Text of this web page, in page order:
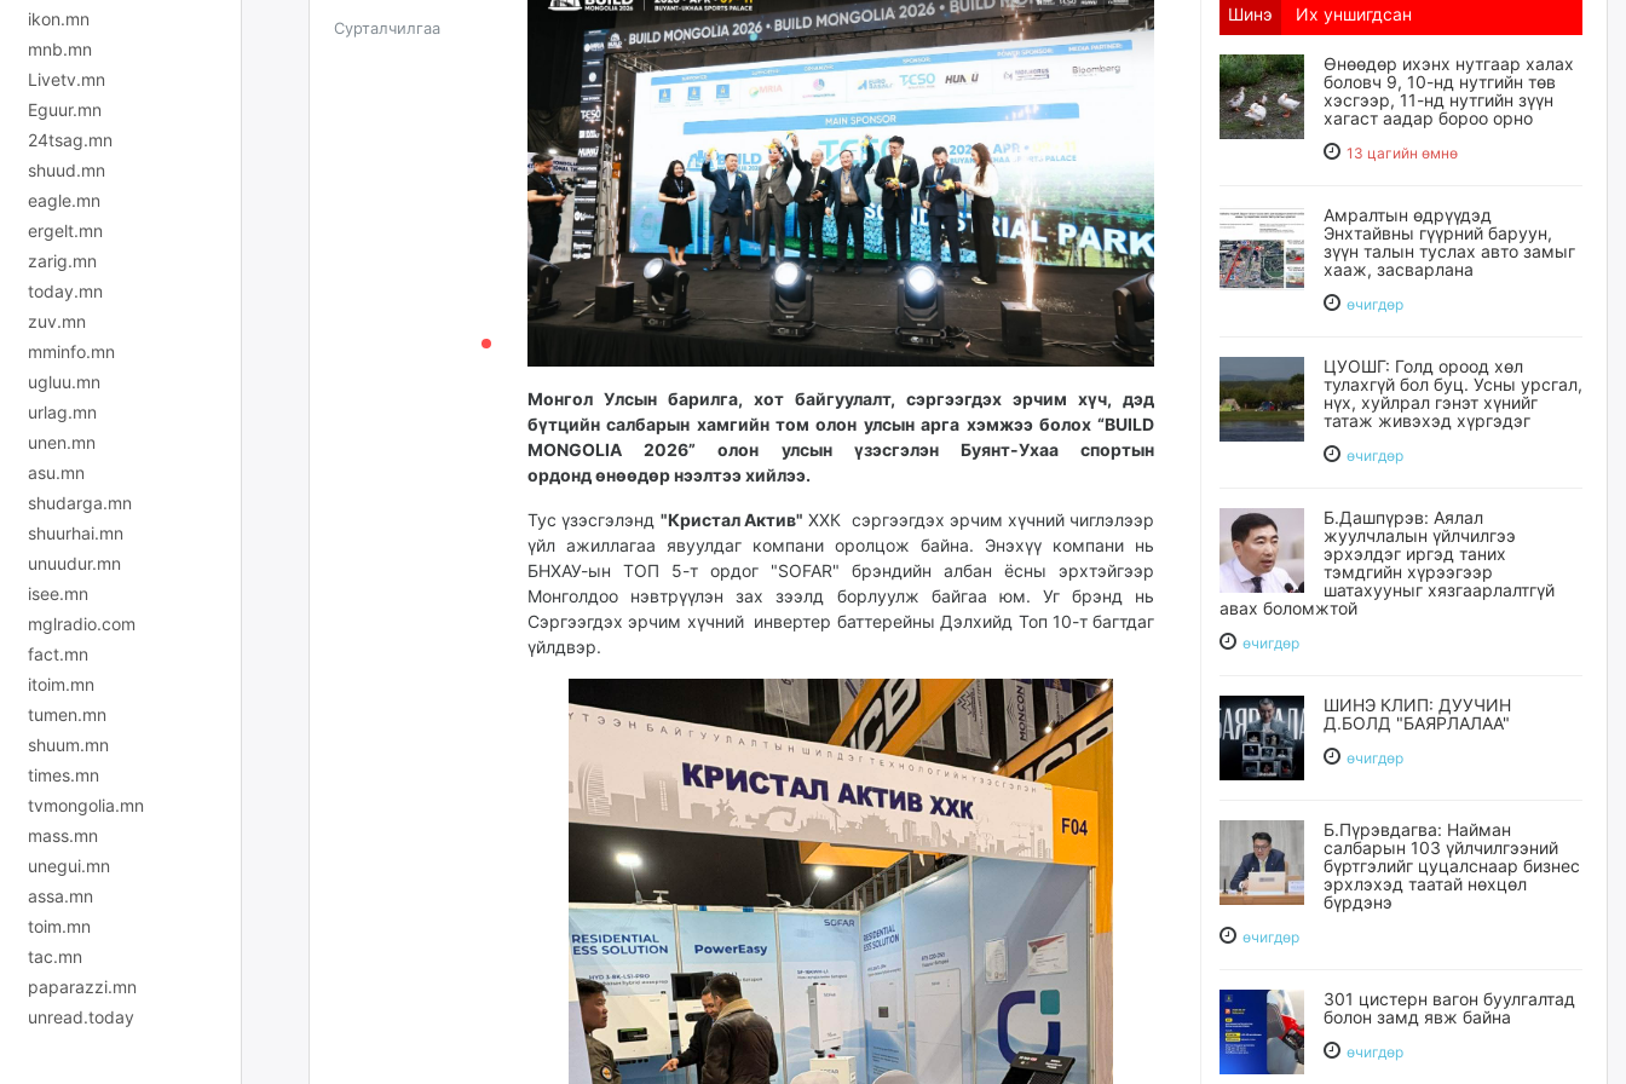
ikon.mn
mnb.mn
Livetv.mn
Eguur.mn
24tsag.mn
shuud.mn
eagle.mn
ergelt.mn
zarig.mn
today.mn
zuv.mn
mminfo.mn
ugluu.mn
urlag.mn
unen.mn
asu.mn
shudarga.mn
shuurhai.mn
unuudur.mn
isee.mn
mglradio.com
fact.mn
itoim.mn
tumen.mn
shuum.mn
times.mn
tvmongolia.mn
mass.mn
unegui.mn
assa.mn
toim.mn
tac.mn
paparazzi.mn
unread.today
Сурталчилгаа
Монгол Улсын барилга, хот байгуулалт, сэргээгдэх эрчим хүч, дэд
бүтцийн салбарын хамгийн том олон улсын арга хэмжээ болох “BUILD
MONGOLIA 2026” олон улсын үзэсгэлэн Буянт-Ухаа спортын
ордонд өнөөдөр нээлтээ хийлээ.
Тус үзэсгэлэнд "Кристал Актив" ХХК сэргээгдэх эрчим хүчний чиглэлээр
үйл ажиллагаа явуулдаг компани оролцож байна. Энэхүү компани нь
БНХАУ-ын ТОП 5-т ордог "SOFAR" брэндийн албан ёсны эрхтэйгээр
Монголдоо нэвтрүүлэн зах зээлд борлуулж байгаа юм. Уг брэнд нь
Сэргээгдэх эрчим хүчний инвертер баттерейны Дэлхийд Топ 10-т багтдаг
үйлдвэр.
Шинэ Их уншигдсан
Өнөөдөр ихэнх нутгаар халах
боловч 9, 10-нд нутгийн төв
хэсгээр, 11-нд нутгийн зүүн
хагаст аадар бороо орно
13 цагийн өмнө
Амралтын өдрүүдэд
Энхтайвны гүүрний баруун,
зүүн талын туслах авто замыг
хааж, засварлана
өчигдѳр
ЦУОШГ: Голд ороод хөл
тулахгүй бол буц. Усны урсгал,
нүх, хуйлрал гэнэт хүнийг
татаж живэхэд хүргэдэг
өчигдѳр
Б.Дашпүрэв: Аялал
жуулчлалын үйлчилгээ
эрхэлдэг иргэд таних
тэмдгийн хүрээгээр
шатахууныг хязгаарлалтгүй
авах боломжтой
өчигдѳр
ШИНЭ КЛИП: ДУУЧИН
Д.БОЛД "БАЯРЛАЛАА"
өчигдѳр
Б.Пүрэвдагва: Найман
салбарын 103 үйлчилгээний
бүртгэлийг цуцалснаар бизнес
эрхлэхэд таатай нөхцөл
бүрдэнэ
өчигдѳр
301 цистерн вагон буулгалтад
болон замд явж байна
өчигдѳр